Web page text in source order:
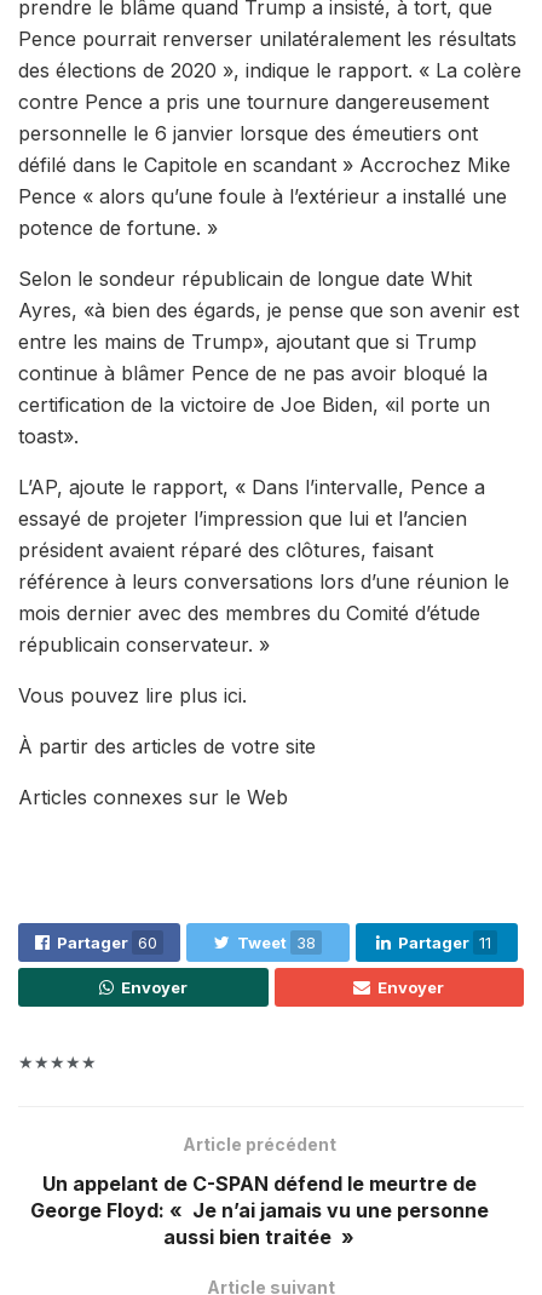
prendre le blâme quand Trump a insisté, à tort, que
Pence pourrait renverser unilatéralement les résultats
des élections de 2020 », indique le rapport. « La colère
contre Pence a pris une tournure dangereusement
personnelle le 6 janvier lorsque des émeutiers ont
défilé dans le Capitole en scandant » Accrochez Mike
Pence « alors qu’une foule à l’extérieur a installé une
potence de fortune. »
Selon le sondeur républicain de longue date Whit
Ayres, «à bien des égards, je pense que son avenir est
entre les mains de Trump», ajoutant que si Trump
continue à blâmer Pence de ne pas avoir bloqué la
certification de la victoire de Joe Biden, «il porte un
toast».
L’AP, ajoute le rapport, « Dans l’intervalle, Pence a
essayé de projeter l’impression que lui et l’ancien
président avaient réparé des clôtures, faisant
référence à leurs conversations lors d’une réunion le
mois dernier avec des membres du Comité d’étude
républicain conservateur. »
Vous pouvez lire plus ici.
À partir des articles de votre site
Articles connexes sur le Web
Partager 60 Tweet 38 Partager 11
Envoyer Envoyer
★★★★★
Article précédent
Un appelant de C-SPAN défend le meurtre de
George Floyd: « Je n’ai jamais vu une personne
aussi bien traitée »
Article suivant